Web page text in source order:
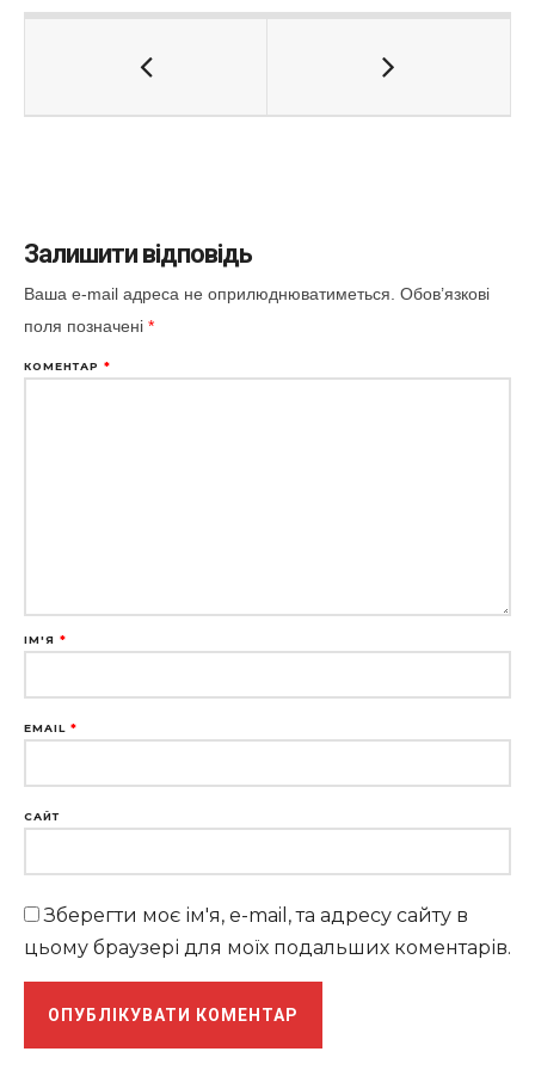
Залишити відповідь
Ваша e-mail адреса не оприлюднюватиметься. Обов’язкові
поля позначені *
КОМЕНТАР *
ІМ'Я *
EMAIL *
САЙТ
Зберегти моє ім'я, e-mail, та адресу сайту в
цьому браузері для моїх подальших коментарів.